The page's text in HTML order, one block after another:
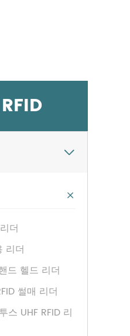


더
리더
드 헬드 리더
썰매 리더
스 UHF RFID 리